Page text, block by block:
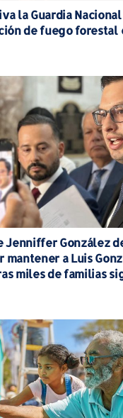
la Guardia
de fuego forestal
Jenniffer González
mantener a Luis
miles de familias